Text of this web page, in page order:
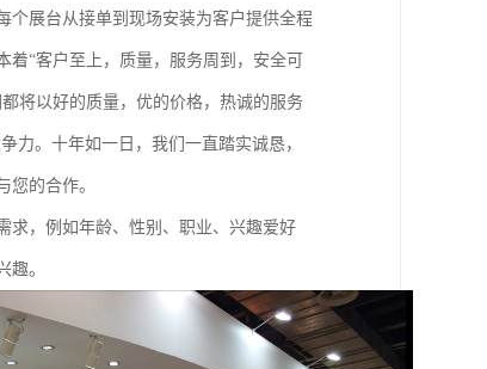
个展台从接单到现场安装为客户提供全程
“客户至上，质量，服务周到，安全可
将以好的质量，优的价格，热诚的服务
力。十年如一日，我们一直踏实诚恳，
的合作。
求，例如年龄、性别、职业、兴趣爱好
趣。